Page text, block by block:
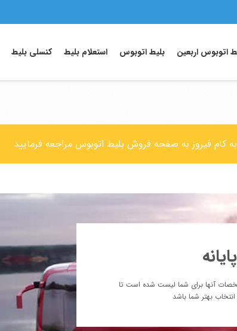
اتوبوس اربعین بلیط اتوبوس استعلام بلیط کنسلی بلیط
به کام فیروز به صفحه فروش بلیط اتوبوس مراجعه فرمایید
پایانه
آنها برای شما لیست شده است تا
بهتر شما باشد